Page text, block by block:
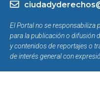
El Portal no se responsabiliza
para la publicación o difusión
y contenidos de reportajes o
de interés general con